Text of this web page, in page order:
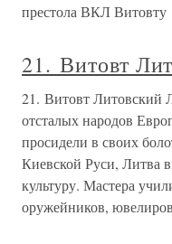
престола ВКЛ Витовту
21. Витовт
21. Витовт Литовский
отсталых народов
просидели в своих
Киевской Руси, Литва
культуру. Мастера
оружейников,